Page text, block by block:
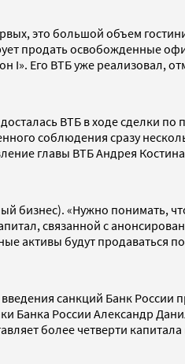
это большой объем
продать освобожденные
I». Его ВТБ уже реализовал,
ВТБ в ходе сделки по
соблюдения сразу
главы ВТБ Андрея
бизнес). «Нужно понимать,
связанной с
активы будут продаваться
санкций Банк
Банка России Александр
более четверти капитала